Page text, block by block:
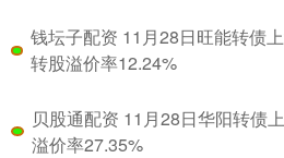
钱坛子配资 11月28日旺能转债
转股溢价率12.24%
贝股通配资 11月28日华阳转债
溢价率27.35%